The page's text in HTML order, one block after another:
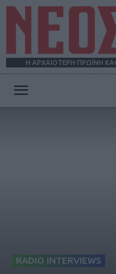
Η ΑΡΧΑΙΟΤΕΡΗ ΠΡΩΪΝΗ
RADIO INTERVIEWS